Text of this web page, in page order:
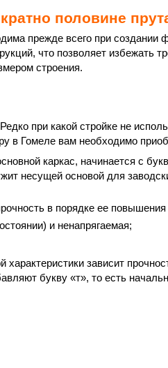
половине
прежде всего при создании
что позволяет
строения.
при какой стройке не
в Гомеле вам необходимо
каркас, начинается с
несущей основой для
в порядке ее повышения
и ненапрягаемая;
зависит
букву «т», то есть